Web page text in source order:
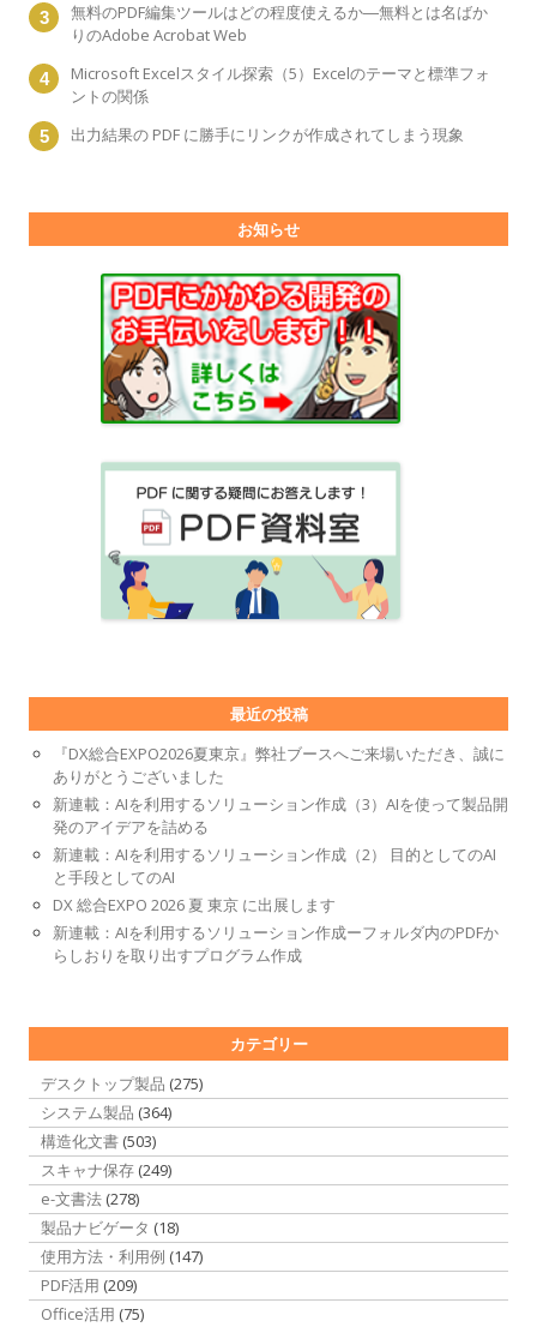
無料のPDF編集ツールはどの程度使えるか―無料とは名ばか
りのAdobe Acrobat Web
Microsoft Excelスタイル探索（5）Excelのテーマと標準フォ
ントの関係
出力結果の PDF に勝手にリンクが作成されてしまう現象
お知らせ
最近の投稿
『DX総合EXPO2026夏東京』弊社ブースへご来場いただき、誠に
ありがとうございました
新連載：AIを利用するソリューション作成（3）AIを使って製品開
発のアイデアを詰める
新連載：AIを利用するソリューション作成（2） 目的としてのAI
と手段としてのAI
DX 総合EXPO 2026 夏 東京 に出展します
新連載：AIを利用するソリューション作成ーフォルダ内のPDFか
らしおりを取り出すプログラム作成
カテゴリー
デスクトップ製品 (275)
システム製品 (364)
構造化文書 (503)
スキャナ保存 (249)
e-文書法 (278)
製品ナビゲータ (18)
使用方法・利用例 (147)
PDF活用 (209)
Office活用 (75)